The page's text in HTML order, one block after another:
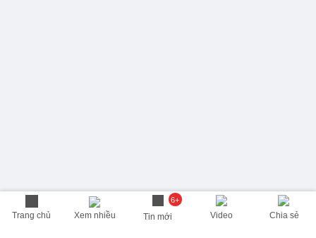
Trang chủ Xem nhiều
6+
Tin mới Video Chia sẻ